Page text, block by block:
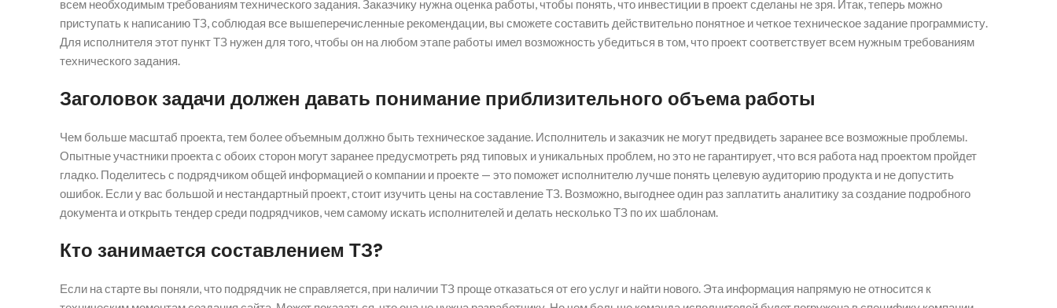
всем необходимым требованиям технического задания. Заказчику нужна оценка работы, чтобы понять, что инвестиции в проект сделаны не зря. Итак, теперь можно
приступать к написанию ТЗ, соблюдая все вышеперечисленные рекомендации, вы сможете составить действительно понятное и четкое техническое задание программисту.
Для исполнителя этот пункт ТЗ нужен для того, чтобы он на любом этапе работы имел возможность убедиться в том, что проект соответствует всем нужным требованиям
технического задания.
Заголовок задачи должен давать понимание приблизительного объема работы
Чем больше масштаб проекта, тем более объемным должно быть техническое задание. Исполнитель и заказчик не могут предвидеть заранее все возможные проблемы.
Опытные участники проекта с обоих сторон могут заранее предусмотреть ряд типовых и уникальных проблем, но это не гарантирует, что вся работа над проектом пройдет
гладко. Поделитесь с подрядчиком общей информацией о компании и проекте — это поможет исполнителю лучше понять целевую аудиторию продукта и не допустить
ошибок. Если у вас большой и нестандартный проект, стоит изучить цены на составление ТЗ. Возможно, выгоднее один раз заплатить аналитику за создание подробного
документа и открыть тендер среди подрядчиков, чем самому искать исполнителей и делать несколько ТЗ по их шаблонам.
Кто занимается составлением ТЗ?
Если на старте вы поняли, что подрядчик не справляется, при наличии ТЗ проще отказаться от его услуг и найти нового. Эта информация напрямую не относится к